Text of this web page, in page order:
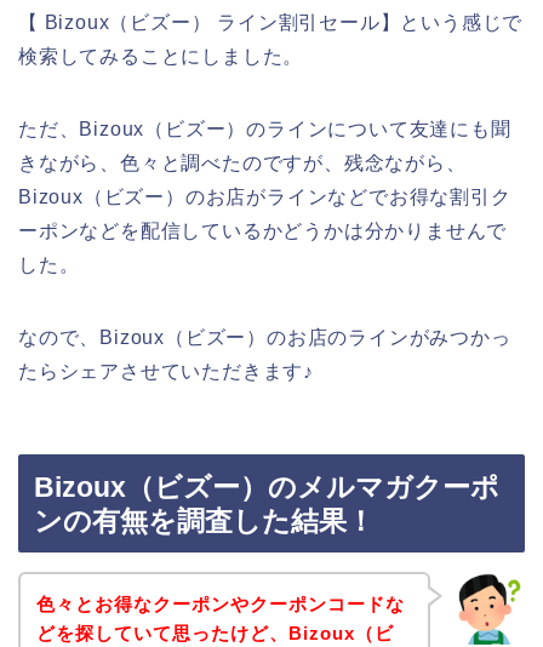
【 Bizoux（ビズー） ライン割引セール】という感じで
検索してみることにしました。
ただ、Bizoux（ビズー）のラインについて友達にも聞
きながら、色々と調べたのですが、残念ながら、
Bizoux（ビズー）のお店がラインなどでお得な割引ク
ーポンなどを配信しているかどうかは分かりませんで
した。
なので、Bizoux（ビズー）のお店のラインがみつかっ
たらシェアさせていただきます♪
Bizoux（ビズー）のメルマガクーポ
ンの有無を調査した結果！
色々とお得なクーポンやクーポンコードな
どを探していて思ったけど、Bizoux（ビ